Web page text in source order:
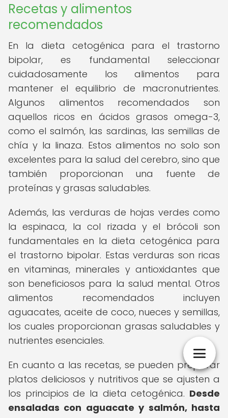
Recetas y alimentos
recomendados
En la dieta cetogénica para el trastorno
bipolar, es fundamental seleccionar
cuidadosamente los alimentos para
mantener el equilibrio de macronutrientes.
Algunos alimentos recomendados son
aquellos ricos en ácidos grasos omega-3,
como el salmón, las sardinas, las semillas de
chía y la linaza. Estos alimentos no solo son
excelentes para la salud del cerebro, sino que
también proporcionan una fuente de
proteínas y grasas saludables.
Además, las verduras de hojas verdes como
la espinaca, la col rizada y el brócoli son
fundamentales en la dieta cetogénica para
el trastorno bipolar. Estas verduras son ricas
en vitaminas, minerales y antioxidantes que
son beneficiosos para la salud mental. Otros
alimentos recomendados incluyen
aguacates, aceite de coco, nueces y semillas,
los cuales proporcionan grasas saludables y
nutrientes esenciales.
En cuanto a las recetas, se pueden preparar
platos deliciosos y nutritivos que se ajusten a
los principios de la dieta cetogénica. Desde
ensaladas con aguacate y salmón, hasta